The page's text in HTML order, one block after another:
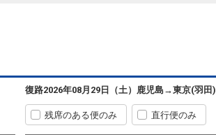
復路2026年08月29日（土） 鹿児島 →東京(羽田)
残席のある便のみ 直行便のみ
鹿児島
07:30
東京(羽田)
クラスJを利用する 4